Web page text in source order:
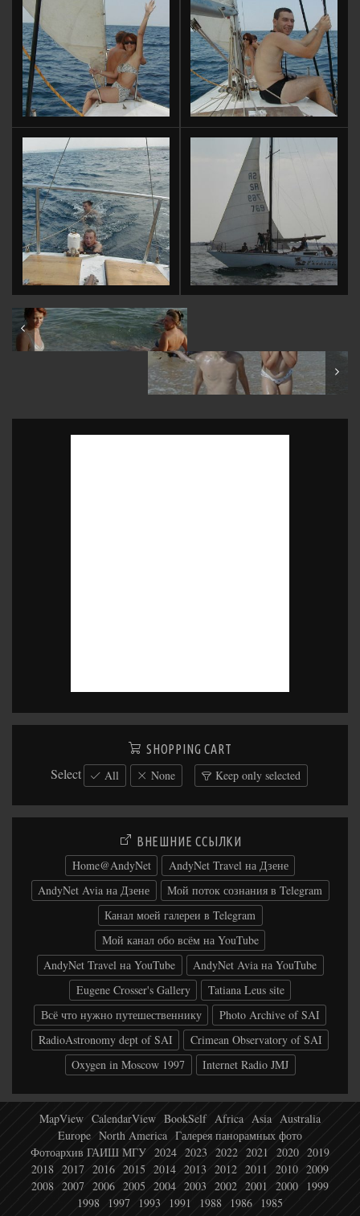
Crimea: Ponizovka beach
Ukraine: Odessa: Family shots
SHOPPING CART
Select All None Keep only selected
ВНЕШНИЕ ССЫЛКИ
Home@AndyNet
AndyNet Travel на Дзене
AndyNet Avia на Дзене
Мой поток сознания в Telegram
Канал моей галереи в Telegram
Мой канал обо всём на YouTube
AndyNet Travel на YouTube
AndyNet Avia на YouTube
Eugene Crosser's Gallery
Tatiana Leus site
Всё что нужно путешественнику
Photo Archive of SAI
RadioAstronomy dept of SAI
Crimean Observatory of SAI
Oxygen in Moscow 1997
Internet Radio JMJ
MapView CalendarView BookSelf Africa Asia Australia
Europe North America Галерея панорамных фото
Фотоархив ГАИШ МГУ 2024 2023 2022 2021 2020 2019
2018 2017 2016 2015 2014 2013 2012 2011 2010 2009
2008 2007 2006 2005 2004 2003 2002 2001 2000
1999
1998
1997 1993 1991 1988 1986 1985